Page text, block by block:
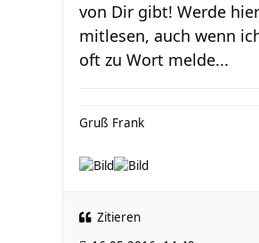
von Dir gibt! Werde
mitlesen, auch wenn
oft zu Wort melde...
Gruß Frank
Zitieren